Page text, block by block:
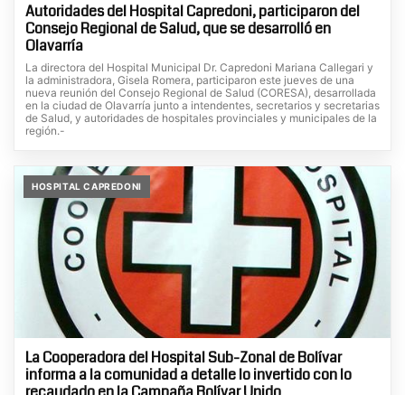
Autoridades del Hospital Capredoni, participaron del
Consejo Regional de Salud, que se desarrolló en
Olavarría
La directora del Hospital Municipal Dr. Capredoni Mariana Callegari y
la administradora, Gisela Romera, participaron este jueves de una
nueva reunión del Consejo Regional de Salud (CORESA), desarrollada
en la ciudad de Olavarría junto a intendentes, secretarios y secretarias
de Salud, y autoridades de hospitales provinciales y municipales de la
región.-
HOSPITAL CAPREDONI
La Cooperadora del Hospital Sub-Zonal de Bolívar
informa a la comunidad a detalle lo invertido con lo